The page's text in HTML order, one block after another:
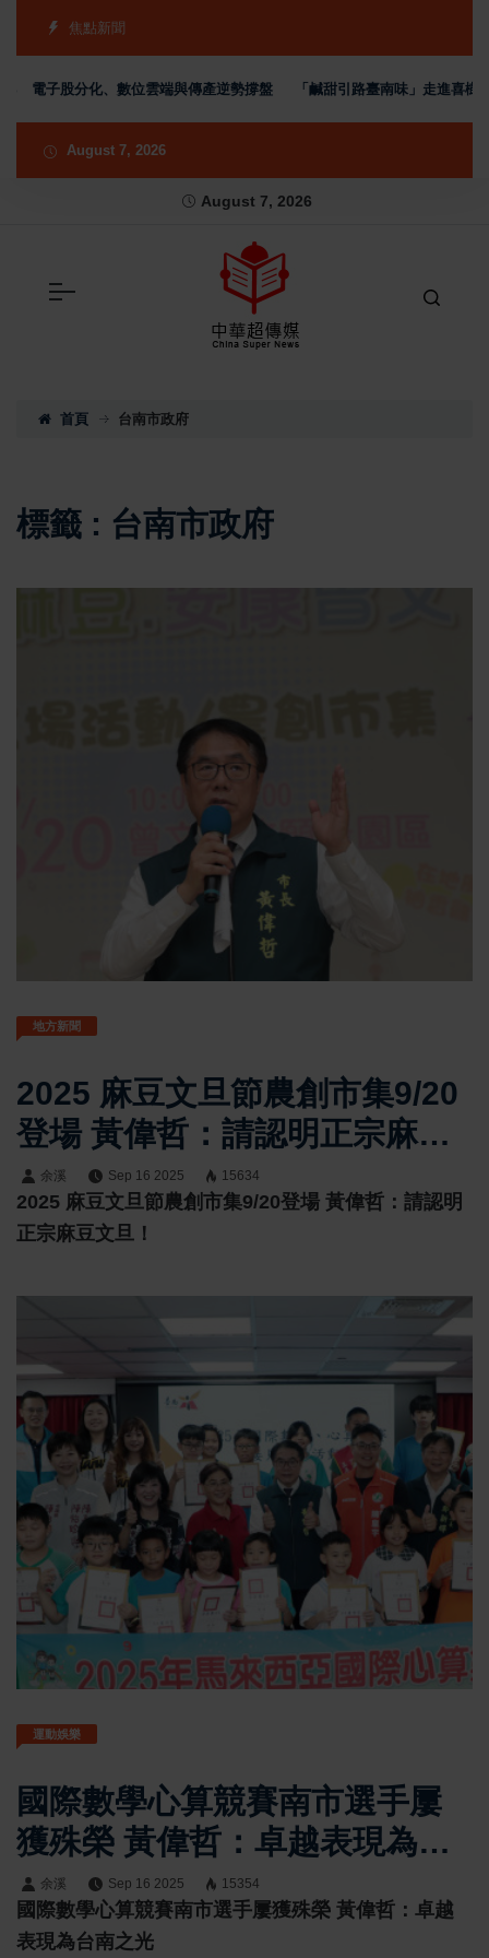
焦點新聞
分化、數位雲端與傳產逆勢撐盤 「鹹甜引路臺南味」走進喜樹老街
August 7, 2026
August 7, 2026
首頁 台南市政府
標籤 : 台南市政府
地方新聞
2025 麻豆文旦節農創市集9/20
登場 黃偉哲：請認明正宗麻豆
文旦！
余溪 Sep 16 2025 15634
2025 麻豆文旦節農創市集9/20登場 黃偉哲：請認明
正宗麻豆文旦！
運動娛樂
國際數學心算競賽南市選手屢
獲殊榮 黃偉哲：卓越表現為台
南之光
余溪 Sep 16 2025 15354
國際數學心算競賽南市選手屢獲殊榮 黃偉哲：卓越
表現為台南之光